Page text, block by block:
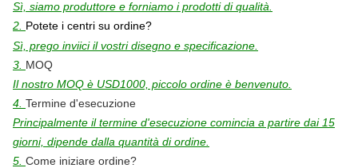
Sì, siamo produttore e forniamo i prodotti di qualità.
2. Potete i centri su ordine?
Sì, prego inviici il vostri disegno e specificazione.
3. MOQ
Il nostro MOQ è USD1000, piccolo ordine è benvenuto.
4. Termine d'esecuzione
Principalmente il termine d'esecuzione comincia a partire dai 15
giorni, dipende dalla quantità di ordine.
5. Come iniziare ordine?